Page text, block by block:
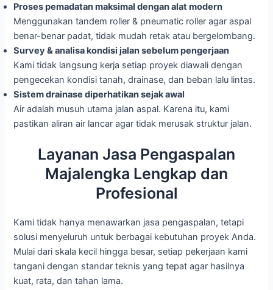
Proses pemadatan maksimal dengan alat modern
Menggunakan tandem roller & pneumatic roller agar aspal
benar-benar padat, tidak mudah retak atau bergelombang.
Survey & analisa kondisi jalan sebelum pengerjaan
Kami tidak langsung kerja setiap proyek diawali dengan
pengecekan kondisi tanah, drainase, dan beban lalu lintas.
Sistem drainase diperhatikan sejak awal
Air adalah musuh utama jalan aspal. Karena itu, kami
pastikan aliran air lancar agar tidak merusak struktur jalan.
Layanan Jasa Pengaspalan
Majalengka Lengkap dan
Profesional
Kami tidak hanya menawarkan jasa pengaspalan, tetapi
solusi menyeluruh untuk berbagai kebutuhan proyek Anda.
Mulai dari skala kecil hingga besar, setiap pekerjaan kami
tangani dengan standar teknis yang tepat agar hasilnya
kuat, rata, dan tahan lama.